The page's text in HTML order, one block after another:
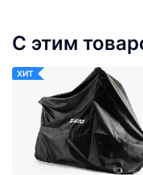
С этим
ХИТ